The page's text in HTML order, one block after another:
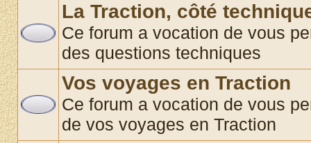
La Traction, côté
Ce forum a vocation de vous
des questions techniques
Vos voyages en Traction
Ce forum a vocation de vous
de vos voyages en Traction